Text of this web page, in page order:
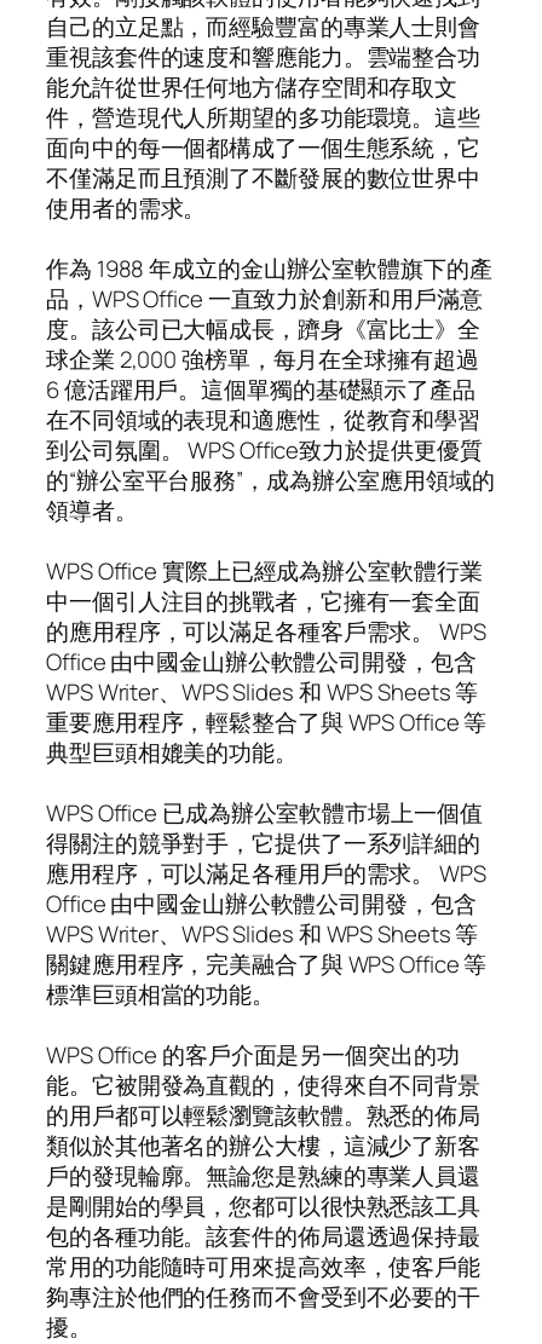
自己的立足點，而經驗豐富的專業人士則會
重視該套件的速度和響應能力。雲端整合功
能允許從世界任何地方儲存空間和存取文
件，營造現代人所期望的多功能環境。這些
面向中的每一個都構成了一個生態系統，它
不僅滿足而且預測了不斷發展的數位世界中
使用者的需求。
作為 1988 年成立的金山辦公室軟體旗下的產
品，WPS Office 一直致力於創新和用戶滿意
度。該公司已大幅成長，躋身《富比士》全
球企業 2,000 強榜單，每月在全球擁有超過
6 億活躍用戶。這個單獨的基礎顯示了產品
在不同領域的表現和適應性，從教育和學習
到公司氛圍。 WPS Office致力於提供更優質
的“辦公室平台服務”，成為辦公室應用領域的
領導者。
WPS Office 實際上已經成為辦公室軟體行業
中一個引人注目的挑戰者，它擁有一套全面
的應用程序，可以滿足各種客戶需求。 WPS
Office 由中國金山辦公軟體公司開發，包含
WPS Writer、WPS Slides 和 WPS Sheets 等
重要應用程序，輕鬆整合了與 WPS Office 等
典型巨頭相媲美的功能。
WPS Office 已成為辦公室軟體市場上一個值
得關注的競爭對手，它提供了一系列詳細的
應用程序，可以滿足各種用戶的需求。 WPS
Office 由中國金山辦公軟體公司開發，包含
WPS Writer、WPS Slides 和 WPS Sheets 等
關鍵應用程序，完美融合了與 WPS Office 等
標準巨頭相當的功能。
WPS Office 的客戶介面是另一個突出的功
能。它被開發為直觀的，使得來自不同背景
的用戶都可以輕鬆瀏覽該軟體。熟悉的佈局
類似於其他著名的辦公大樓，這減少了新客
戶的發現輪廓。無論您是熟練的專業人員還
是剛開始的學員，您都可以很快熟悉該工具
包的各種功能。該套件的佈局還透過保持最
常用的功能隨時可用來提高效率，使客戶能
夠專注於他們的任務而不會受到不必要的干
擾。